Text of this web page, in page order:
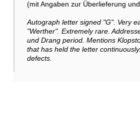
(mit Angaben zur Überlieferung
Autograph letter signed "G". Very
"Werther". Extremely rare.
und Drang period. Mentions
that has held the letter
defects.